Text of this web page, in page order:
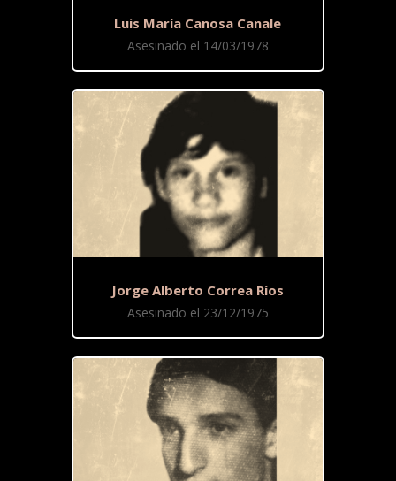
Luis María Canosa Canale
Asesinado el 14/03/1978
Jorge Alberto Correa Ríos
Asesinado el 23/12/1975